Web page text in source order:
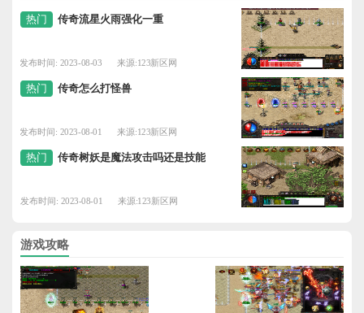
传奇流星火雨强化一重
发布时间: 2023-08-03 来源:123新区网
热门
传奇怎么打怪兽
发布时间: 2023-08-01 来源:123新区网
热门
传奇树妖是魔法攻击吗还是技能
发布时间: 2023-08-01 来源:123新区网
热门
游戏攻略